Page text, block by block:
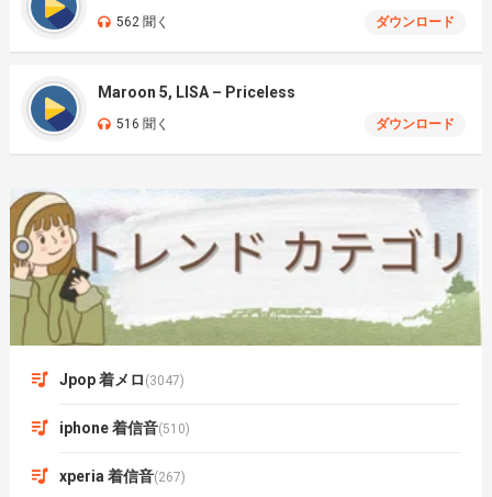
562 聞く ダウンロード
Maroon 5, LISA – Priceless
516 聞く ダウンロード
Jpop 着メロ (3047)
iphone 着信音(510)
xperia 着信音(267)